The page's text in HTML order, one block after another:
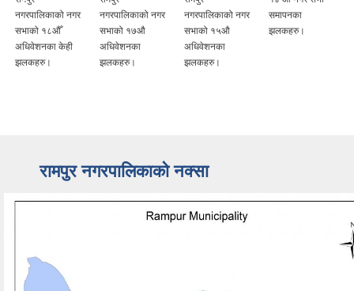
नगरपालिकाको नगर
सभाको १८औँ
अधिवेशनका केही
झलकहरु।
नगरपालिकाको नगर
सभाको १७औ
अधिवेशनका
झलकहरु।
नगरपालिकाको नगर
सभाको १५औ
अधिवेशनका
झलकहरु।
समापनका
झलकहरु।
रामपुर नगरपालिकाकाे नक्सा